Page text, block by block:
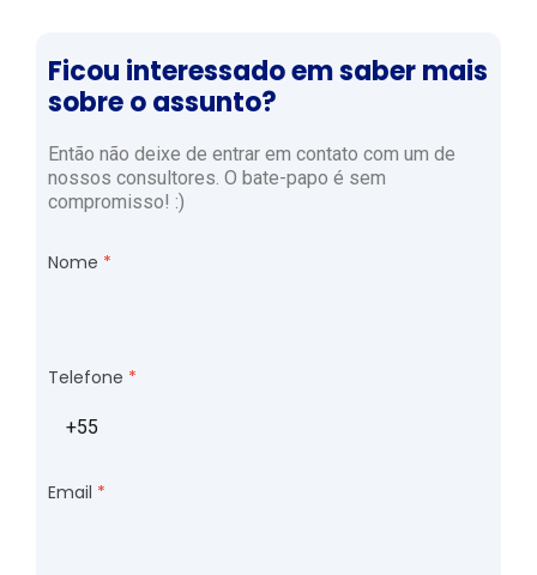
Ficou interessado em saber mais
sobre o assunto?
Então não deixe de entrar em contato com um de
nossos consultores. O bate-papo é sem
compromisso! :)
Nome
Telefone
Email